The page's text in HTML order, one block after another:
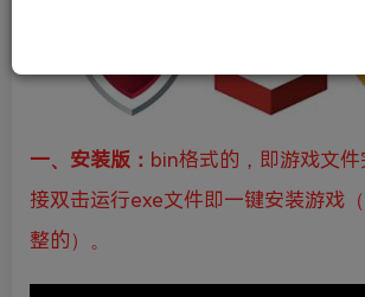
一、安装版： bin格式的，即游戏文
接双击运行exe文件即一键安装游戏
整的）。